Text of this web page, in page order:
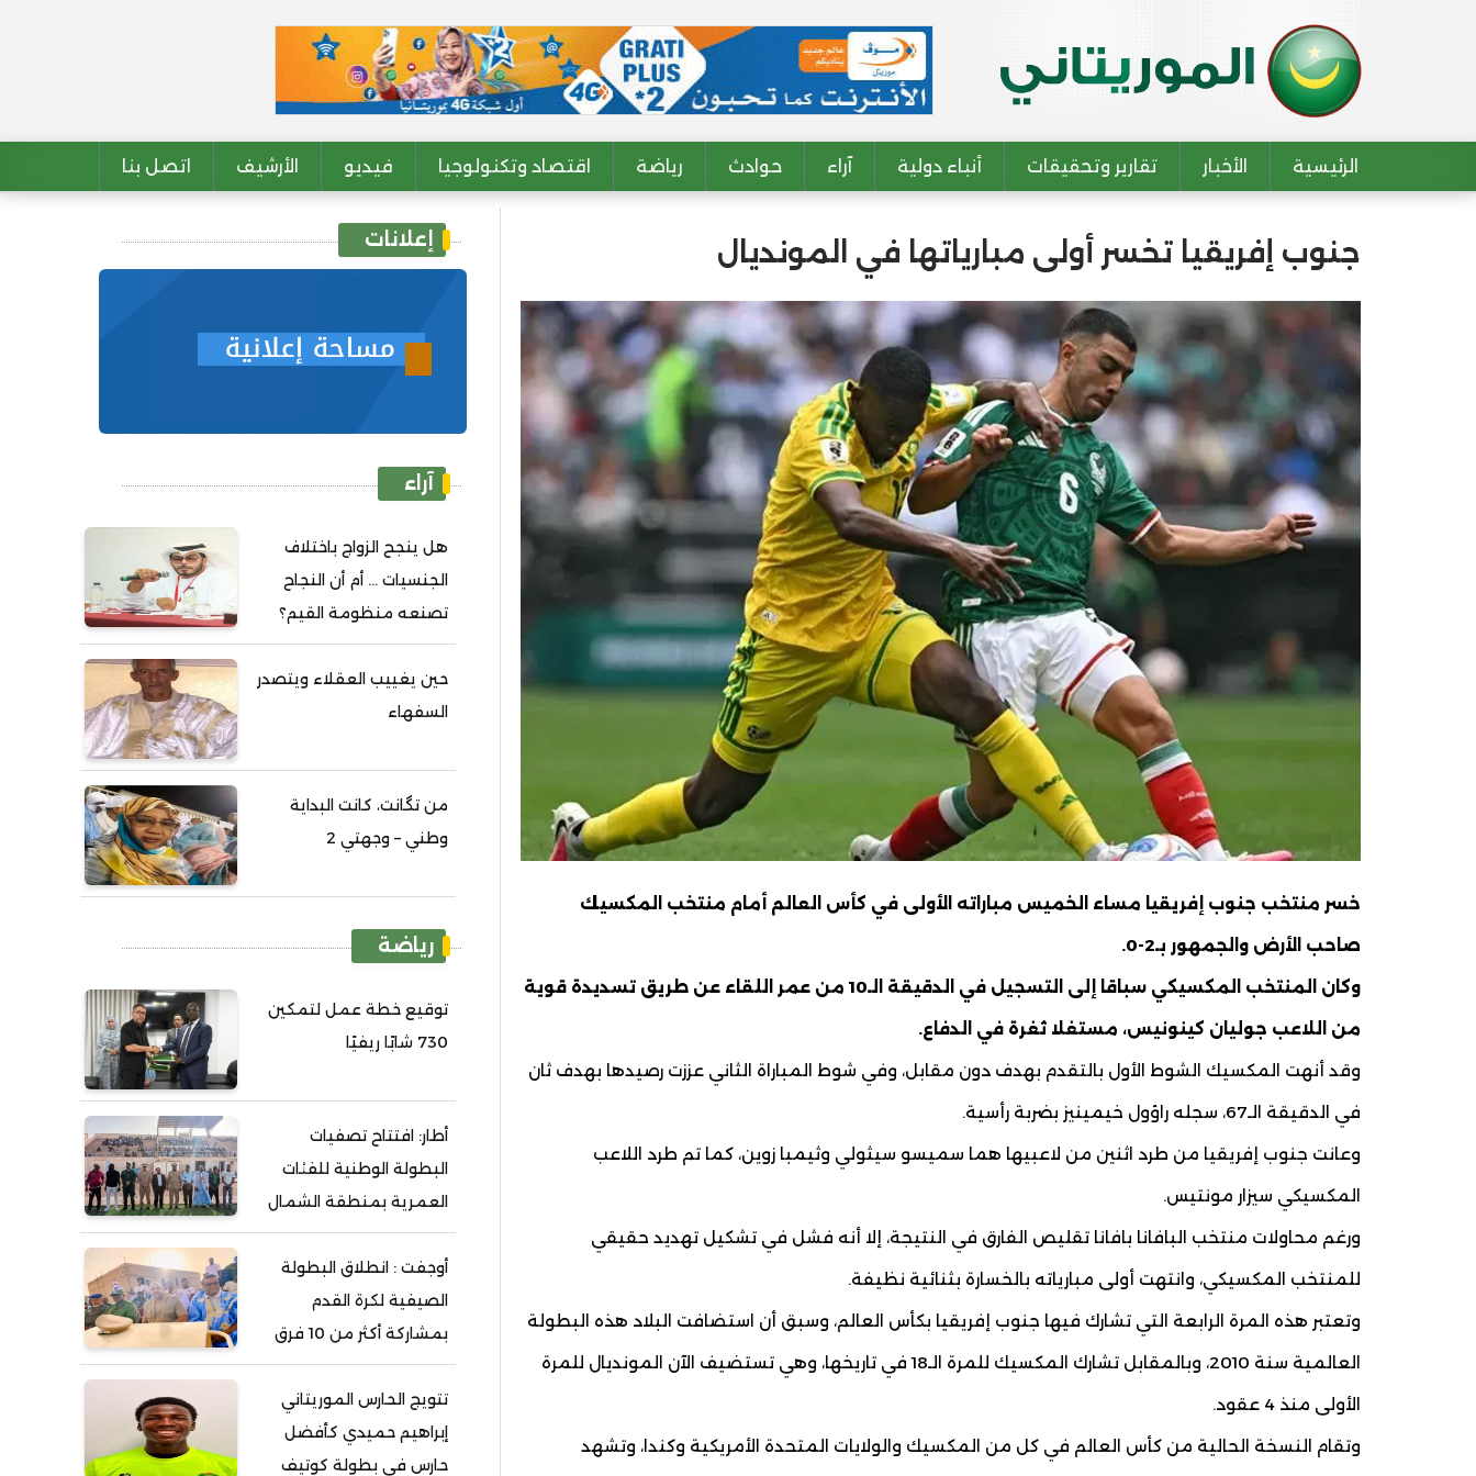
Main navigation
الرئيسية الأخبار تقارير وتحقيقات أنباء دولية آراء حوادث رياضة اقتصاد وتكنولوجيا فيديو الأرشيف اتصل بنا
جنوب إفريقيا تخسر أولى مبارياتها في المونديال
خسر منتخب جنوب إفريقيا مساء الخميس مباراته الأولى في كأس العالم أمام منتخب المكسيك
صاحب الأرض والجمهور بـ2-0.
وكان المنتخب المكسيكي سباقا إلى التسجيل في الدقيقة الـ10 من عمر اللقاء عن طريق تسديدة قوية
من اللاعب جوليان كينونيس، مستغلا ثغرة في الدفاع.
وقد أنهت المكسيك الشوط الأول بالتقدم بهدف دون مقابل، وفي شوط المباراة الثاني عززت رصيدها بهدف ثان
في الدقيقة الـ67، سجله راؤول خيمينيز بضربة رأسية.
وعانت جنوب إفريقيا من طرد اثنين من لاعبيها هما سميسو سيثولي⁩ وثيمبا زوين، كما تم طرد اللاعب
المكسيكي سيزار مونتيس.
ورغم محاولات منتخب البافانا بافانا تقليص الفارق في النتيجة، إلا أنه فشل في تشكيل تهديد حقيقي
للمنتخب المكسيكي، وانتهت أولى مبارياته بالخسارة بثنائية نظيفة.
وتعتبر هذه المرة الرابعة التي تشارك فيها جنوب إفريقيا بكأس العالم، وسبق أن استضافت البلاد هذه البطولة
العالمية سنة 2010، وبالمقابل تشارك المكسيك للمرة الـ18 في تاريخها، وهي تستضيف الآن المونديال للمرة
الأولى منذ 4 عقود.
وتقام النسخة الحالية من كأس العالم في كل من المكسيك والولايات المتحدة الأمريكية وكندا، وتشهد
إعلانات
آراء
هل ينجح الزواج باختلاف
الجنسيات ... أم أن النجاح
تصنعه منظومة القيم؟
حين يغييب العقلاء ويتصدر
السفهاء
من تگانت، كانت البداية
وطني – وجهتي 2
رياضة
توقيع خطة عمل لتمكين
730 شابًا ريفيًا
أطار: افتتاح تصفيات
البطولة الوطنية للفئات
العمرية بمنطقة الشمال
أوجفت : انطلاق البطولة
الصيفية لكرة القدم
بمشاركة أكثر من 10 فرق
تتويج الحارس الموريتاني
إبراهيم حميدي كأفضل
حارس في بطولة كوتيف